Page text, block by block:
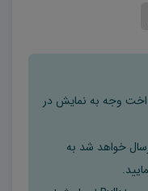
وجه به نمایش در
خواهد شد به